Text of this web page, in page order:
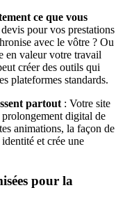
ce que vous
pour vos prestations
avec le vôtre ? Ou
en valeur votre travail
créer des outils qui
plateformes standards.
partout : Votre site
digital de
animations, la façon de
et crée une
pour la